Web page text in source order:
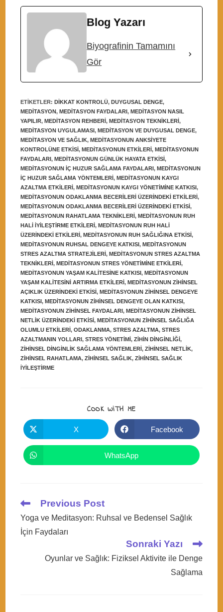
Blog Yazarı
Biyografinin Tamamını
Gör
ETIKETLER:DIKKAT KONTROLÜ, DUYGUSAL DENGE,
MEDITASYON, MEDITASYON FAYDALARI, MEDITASYON NASIL
YAPILIR, MEDITASYON REHBERI, MEDITASYON TEKNIKLERI,
MEDITASYON UYGULAMASI, MEDITASYON VE DUYGUSAL DENGE,
MEDITASYON VE SAĞLIK, MEDITASYONUN ANKSIYETE
KONTROLÜNE ETKISI, MEDITASYONUN ETKILERI, MEDITASYONUN
FAYDALARI, MEDITASYONUN GÜNLÜK HAYATA ETKISI,
MEDITASYONUN IÇ HUZUR SAĞLAMA FAYDALARI, MEDITASYONUN
IÇ HUZUR SAĞLAMA YÖNTEMLERI, MEDITASYONUN KAYGI
AZALTMA ETKILERI, MEDITASYONUN KAYGI YÖNETIMINE KATKISI,
MEDITASYONUN ODAKLANMA BECERILERI ÜZERINDEKI ETKILERI,
MEDITASYONUN ODAKLANMA BECERILERI ÜZERINDEKI ETKISI,
MEDITASYONUN RAHATLAMA TEKNIKLERI, MEDITASYONUN RUH
HALI IYILEŞTIRME ETKILERI, MEDITASYONUN RUH HALI
ÜZERINDEKI ETKILERI, MEDITASYONUN RUH SAĞLIĞINA ETKISI,
MEDITASYONUN RUHSAL DENGEYE KATKISI, MEDITASYONUN
STRES AZALTMA STRATEJILERI, MEDITASYONUN STRES AZALTMA
TEKNIKLERI, MEDITASYONUN STRES YÖNETIMINE ETKILERI,
MEDITASYONUN YAŞAM KALITESINE KATKISI, MEDITASYONUN
YAŞAM KALITESINI ARTIRMA ETKILERI, MEDITASYONUN ZIHINSEL
AÇIKLIK ÜZERINDEKI ETKISI, MEDITASYONUN ZIHINSEL DENGEYE
KATKISI, MEDITASYONUN ZIHINSEL DENGEYE OLAN KATKISI,
MEDITASYONUN ZIHINSEL FAYDALARI, MEDITASYONUN ZIHINSEL
NETLIK ÜZERINDEKI ETKISI, MEDITASYONUN ZIHINSEL SAĞLIĞA
OLUMLU ETKILERI, ODAKLANMA, STRES AZALTMA, STRES
AZALTMANIN YOLLARI, STRES YÖNETIMI, ZIHIN DINGINLIĞI,
ZIHINSEL DINGINLIK SAĞLAMA YÖNTEMLERI, ZIHINSEL NETLIK,
ZIHINSEL RAHATLAMA, ZIHINSEL SAĞLIK, ZIHINSEL SAĞLIK
IYILEŞTIRME
COOK WITH ME
Opens
in
a
X
Opens
in
a
Facebook
Opens
in
WhatsApp
Read
more
articles
Previous Post
Yoga ve Meditasyon: Ruhsal ve Bedensel Sağlık
İçin Faydaları
Sonraki Yazı
Oyunlar ve Sağlık: Fiziksel Aktivite ile Denge
Sağlama